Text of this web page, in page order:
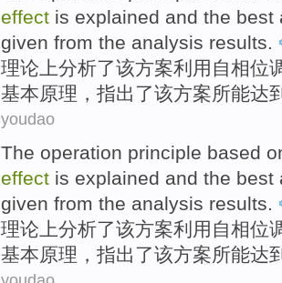
effect is explained and the best
given from the analysis results.
理论上分析了该方案利用 自相位
基本原理 ，指出了该方案所能达
youdao
The operation principle based
effect is explained and the best
given from the analysis results.
理论上分析了该方案利用 自相位
基本原理 ，指出了该方案所能达